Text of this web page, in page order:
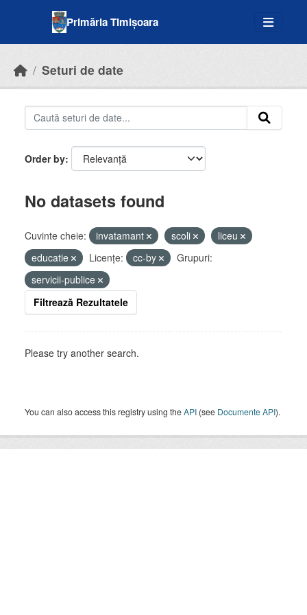
Primăria Timișoara
Seturi de date
Order by
No datasets found
Cuvinte cheie: invatamant scoli
liceu
educatie
Licenţe: cc-by
Grupuri:
servicii-publice
Filtrează Rezultatele
Please try another search.
You can also access this registry using theAPI (see Documente API).